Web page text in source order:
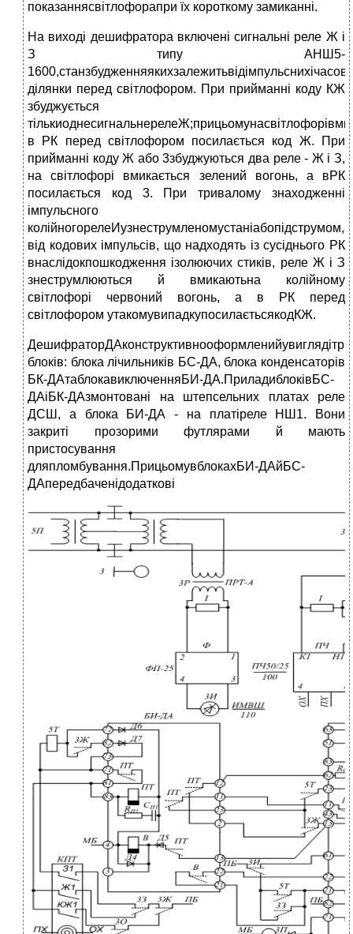
показаннясвітлофорапри їх короткому замиканні.
На виході дешифратора включені сигнальні реле Ж і
З типу АНШ5-
ділянки перед світлофором. При прийманні коду КЖ
збуджується
в РК перед світлофором посилається код Ж. При
прийманні коду Ж або 3збуджуються два реле - Ж і З,
на світлофорі вмикається зелений вогонь, а вРК
посилається код 3. При тривалому знаходженні
імпульсного
від кодових імпульсів, що надходять із сусіднього РК
внаслідокпошкодження ізолюючих стиків, реле Ж і З
знеструмлюються й вмикаютьна колійному
світлофорі червоний вогонь, а в РК перед
світлофором утакомувипадкупосилаєтьсякодКЖ.
блоків: блока лічильників БС-ДА, блока конденсаторів
БК-ДАтаблокавиключенняБИ-ДА.ПриладиблоківБС-
ДАіБК-ДАзмонтовані на штепсельних платах реле
ДСШ, а блока БИ-ДА - на платіреле НШ1. Вони
закриті прозорими футлярами й мають
пристосування
дляпломбування.ПрицьомувблокахБИ-ДАйБС-
ДАпередбаченідодаткові